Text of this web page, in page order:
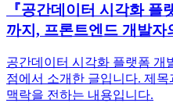
『공간데이터 시각화
까지, 프론트엔드 개발자
공간데이터 시각화 플랫폼 개
점에서 소개한 글입니다. 제
맥락을 전하는 내용입니다.